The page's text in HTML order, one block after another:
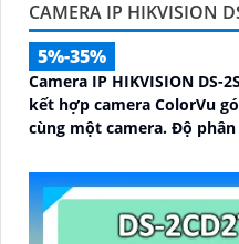
CAMERA IP HIKVISION
5%-35%
Camera IP HIKVISION DS-
kết hợp camera ColorVu
cùng một camera. Độ